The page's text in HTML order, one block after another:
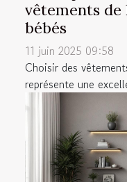
vêtements de
bébés
11 juin 2025 09:58
Choisir des
représente une